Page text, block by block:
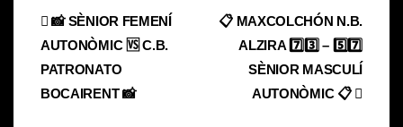
Navegación
de
entradas
📋 MAXCOLCHÓN N.B.
ALZIRA 7️⃣3️⃣ – 5️⃣7️⃣
SÈNIOR MASCULÍ
AUTONÒMIC 📋
📸 SÈNIOR FEMENÍ
AUTONÒMIC 🆚 C.B.
PATRONATO
BOCAIRENT 📸